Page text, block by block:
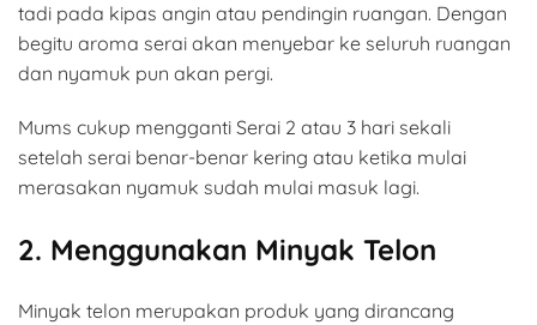
tadi pada kipas angin atau pendingin ruangan. Dengan
begitu aroma serai akan menyebar ke seluruh ruangan
dan nyamuk pun akan pergi.
Mums cukup mengganti Serai 2 atau 3 hari sekali
setelah serai benar-benar kering atau ketika mulai
merasakan nyamuk sudah mulai masuk lagi.
2. Menggunakan Minyak Telon
Minyak telon merupakan produk yang dirancang